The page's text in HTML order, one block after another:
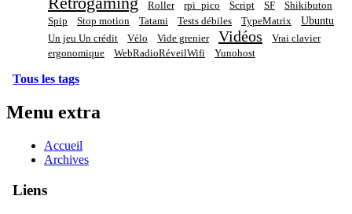
Roller rpi_pico Script SF
Shikibuton
Spip
Stop motion Tatami Tests débiles TypeMatrix Ubuntu
Un jeu Un crédit Vélo Vide grenier Vidéos
Vrai clavier
ergonomique
WebRadioRéveilWifi Yunohost
Tous les tags
Menu extra
Accueil
Archives
Liens